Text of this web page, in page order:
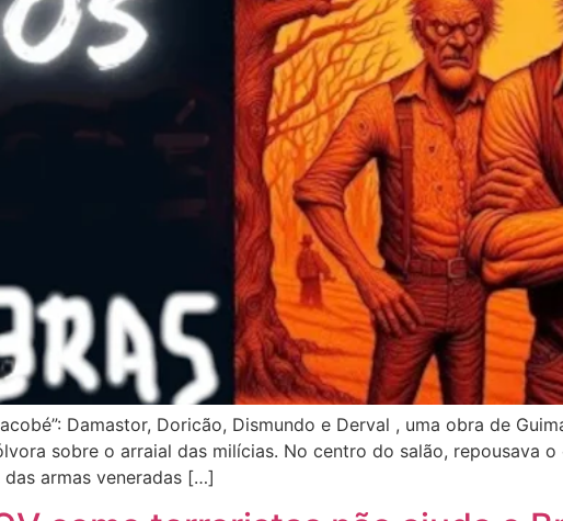
Damastor, Doricão, Dismundo e Derval , uma obra de
sobre o arraial das milícias. No centro do salão, repousava
armas veneradas […]